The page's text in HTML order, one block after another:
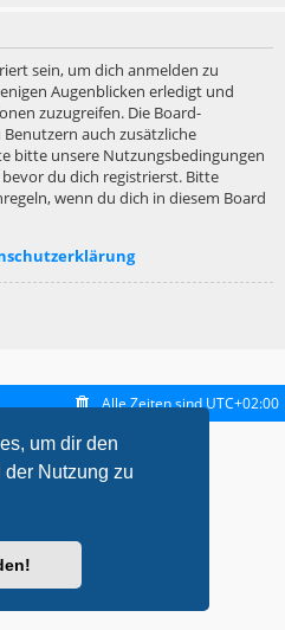
um dir den
Nutzung zu
sein, um dich anmelden zu
Augenblicken erledigt und
zuzugreifen. Die Board-
auch zusätzliche
bitte unsere Nutzungsbedingungen
du dich registrierst. Bitte
wenn du dich in diesem Board
Alle Zeiten sindUTC+02:00
for phpBB3.2 by
Software © phpBB Limited
phpBB.de